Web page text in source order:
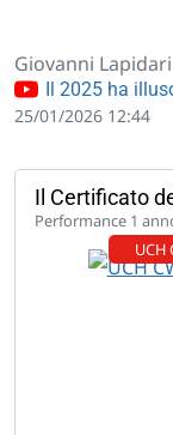
Giovanni Lapidari
Il 2025 ha
25/01/2026 12:44
Il Certificato
Performance 1
UCH